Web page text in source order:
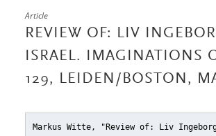
Article
REVIEW OF: LIV
ISRAEL. IMAGINATIONS
129, LEIDEN/BOSTON,
Markus Witte, "Review of: Liv